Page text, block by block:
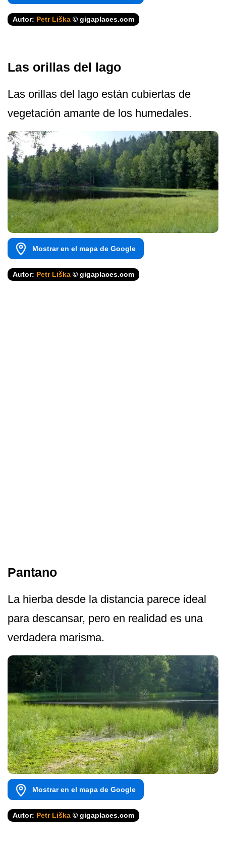
Autor: Petr Liška © gigaplaces.com
Las orillas del lago
Las orillas del lago están cubiertas de
vegetación amante de los humedales.
Mostrar en el mapa de Google
Autor: Petr Liška © gigaplaces.com
Pantano
La hierba desde la distancia parece ideal
para descansar, pero en realidad es una
verdadera marisma.
Mostrar en el mapa de Google
Autor: Petr Liška © gigaplaces.com